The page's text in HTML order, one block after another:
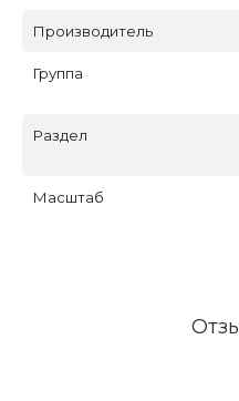
Производитель
Группа
Раздел
Масштаб